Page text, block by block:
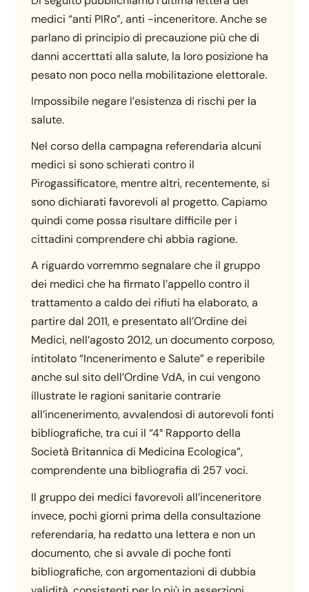
medici “anti PIRo”, anti -inceneritore. Anche se
parlano di principio di precauzione più che di
danni accerttati alla salute, la loro posizione ha
pesato non poco nella mobilitazione elettorale.
Impossibile negare l’esistenza di rischi per la
salute.
Nel corso della campagna referendaria alcuni
medici si sono schierati contro il
Pirogassificatore, mentre altri, recentemente, si
sono dichiarati favorevoli al progetto. Capiamo
quindi come possa risultare difficile per i
cittadini comprendere chi abbia ragione.
A riguardo vorremmo segnalare che il gruppo
dei medici che ha firmato l’appello contro il
trattamento a caldo dei rifiuti ha elaborato, a
partire dal 2011, e presentato all’Ordine dei
Medici, nell’agosto 2012, un documento corposo,
intitolato “Incenerimento e Salute” e reperibile
anche sul sito dell’Ordine VdA, in cui vengono
illustrate le ragioni sanitarie contrarie
all’incenerimento, avvalendosi di autorevoli fonti
bibliografiche, tra cui il “4° Rapporto della
Società Britannica di Medicina Ecologica”,
comprendente una bibliografia di 257 voci.
Il gruppo dei medici favorevoli all’inceneritore
invece, pochi giorni prima della consultazione
referendaria, ha redatto una lettera e non un
documento, che si avvale di poche fonti
bibliografiche, con argomentazioni di dubbia